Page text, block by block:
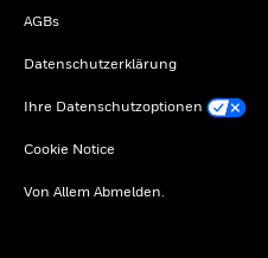
AGBs
Datenschutzerklärung
Ihre Datenschutzoptionen
Cookie Notice
Von Allem Abmelden.